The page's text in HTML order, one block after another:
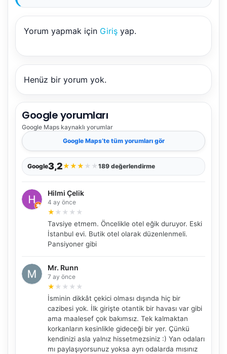
Yorum yapmak için Giriş yap.
Henüz bir yorum yok.
Google yorumları
Google Maps kaynaklı yorumlar
Google Maps’te tüm yorumları gör
Google3,2★★★ ★ ★ 189 değerlendirme
Hilmi Çelik
4 ay önce
★ ★ ★ ★ ★
Tavsiye etmem. Öncelikle otel eğik duruyor. Eski
İstanbul evi. Butik otel olarak düzenlenmeli.
Pansiyoner gibi
Mr. Runn
7 ay önce
★ ★ ★ ★ ★
İsminin dikkât çekici olması dışında hiç bir
cazibesi yok. İlk girişte otantik bir havası var gibi
ama maalesef çok bakımsız. Tek kalmaktan
korkanların kesinlikle gideceği bir yer. Çünkü
kendinizi asla yalnız hissetmezsiniz :) Yan odaları
mı paylaşıyorsunuz yoksa ayrı odalarda mısınız